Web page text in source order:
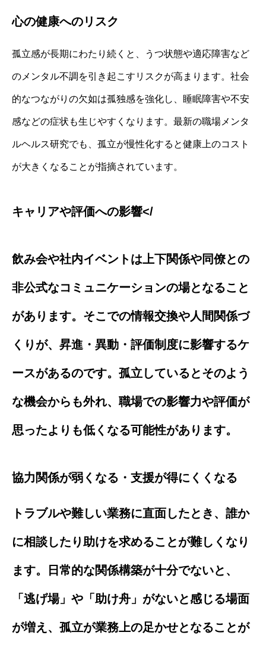
心の健康へのリスク
孤立感が長期にわたり続くと、うつ状態や適応障害など
のメンタル不調を引き起こすリスクが高まります。社会
的なつながりの欠如は孤独感を強化し、睡眠障害や不安
感などの症状も生じやすくなります。最新の職場メンタ
ルヘルス研究でも、孤立が慢性化すると健康上のコスト
が大きくなることが指摘されています。
キャリアや評価への影響</
飲み会や社内イベントは上下関係や同僚との
非公式なコミュニケーションの場となること
があります。そこでの情報交換や人間関係づ
くりが、昇進・異動・評価制度に影響するケ
ースがあるのです。孤立しているとそのよう
な機会からも外れ、職場での影響力や評価が
思ったよりも低くなる可能性があります。
協力関係が弱くなる・支援が得にくくなる
トラブルや難しい業務に直面したとき、誰か
に相談したり助けを求めることが難しくなり
ます。日常的な関係構築が十分でないと、
「逃げ場」や「助け舟」がないと感じる場面
が増え、孤立が業務上の足かせとなることが